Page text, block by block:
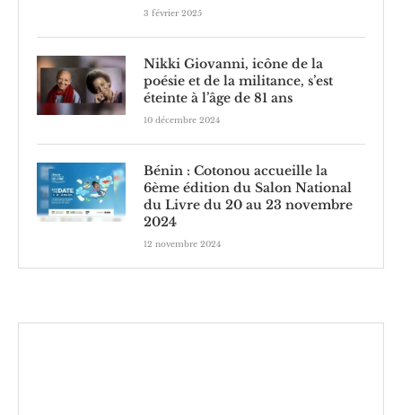
3 février 2025
Nikki Giovanni, icône de la
poésie et de la militance, s’est
éteinte à l’âge de 81 ans
10 décembre 2024
Bénin : Cotonou accueille la
6ème édition du Salon National
du Livre du 20 au 23 novembre
2024
12 novembre 2024